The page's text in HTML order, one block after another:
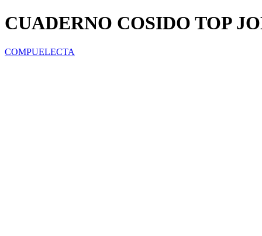
CUADERNO COSIDO TOP
COMPUELECTA